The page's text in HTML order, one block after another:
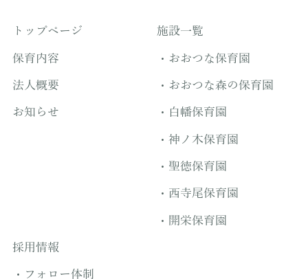
トップページ
保育内容
法人概要
お知らせ
施設一覧
おおつな保育園
おおつな森の保育園
白幡保育園
神ノ木保育園
聖徳保育園
西寺尾保育園
開栄保育園
採用情報
フォロー体制